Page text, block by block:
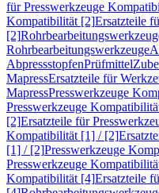
für Presswerkzeuge
Kompatibilität [2]Ersatzteile
[2]
Rohrbearbeitungswerkzeuge
AbpressstopfenPrüfmittel
MapressErsatzteile für
MapressPresswerkzeuge
Presswerkzeuge
[2]Ersatzteile für
Kompatibilität [1] / [2]
[1] / [2]Presswerkzeuge
Presswerkzeuge
Kompatibilität [4]Ersatzteile